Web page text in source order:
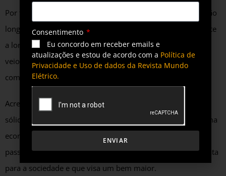
Por fim, reforço que os investimentos em energia solar estão
longe de ser algo barato, porém o retorno existe, geralmente
a longo prazo. No mundo atual, esse tipo de investimento
veio para ficar, seja para pequenos empresários, pessoas
comuns e até grandes grupos.
Acredito ser um grande potencial de negócio com projetos
sólidos e mais confiáveis, que ao mesmo tempo oferece uma
economia sem necessariamente precisar se descapitalizar,
passando a fazer parte da distribuição de energia mais barata
para a sociedade e que visa um bem maior.
Consentimento
Eu concordo em receber emails e
atualizações e estou de acordo com a Política de
Privacidade e Uso de dados da Revista Mundo
Elétrico.
ENVIAR